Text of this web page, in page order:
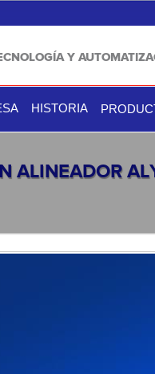
Y
HISTORIA
ALINEADOR